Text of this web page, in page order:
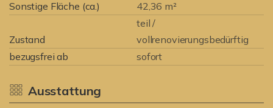
Sonstige Fläche (ca.)
42,36 m²
Zustand
teil /
vollrenovierungsbedürftig
bezugsfrei ab
sofort
Ausstattung